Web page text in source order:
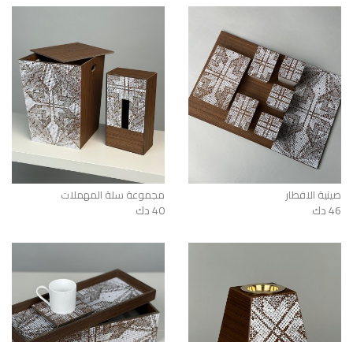
صينية الافطار
46 دك
مجموعة سلة المهملات
40 دك